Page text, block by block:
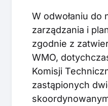
W odwołaniu do
zarządzania i
zgodnie z
WMO,
Komisji
zastąpionych